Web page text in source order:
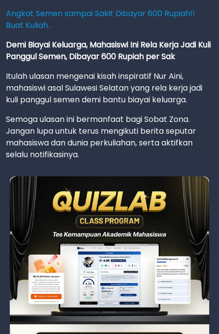
Angkat Semen sampai Sakit Dibayar 600 Rupiah!!
Buat Kuliah..
Demi Biayai Keluarga, Mahasiswi Ini Rela Kerja Jadi Kuli
Panggul Semen, Dibayar 600 Rupiah per Sak
Itulah ulasan mengenai kisah inspiratif Nur Aini,
mahasiswi asal Sulawesi Selatan yang rela kerja jadi
kuli panggul semen demi bantu biayai keluarga.
Semoga ulasan ini bermanfaat bagi Sobat Zona.
Jangan lupa untuk terus mengikuti berita seputar
mahasiswa dan dunia perkuliahan, serta aktifkan
selalu notifikasinya.